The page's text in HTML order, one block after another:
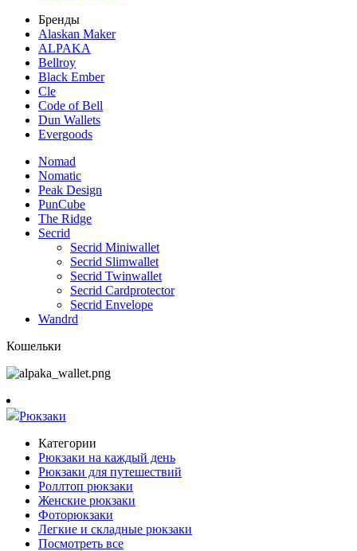
Бренды
Alaskan Maker
ALPAKA
Bellroy
Black Ember
Cle
Code of Bell
Dun Wallets
Evergoods
Nomad
Nomatic
Peak Design
PunCube
The Ridge
Secrid
Secrid Miniwallet
Secrid Slimwallet
Secrid Twinwallet
Secrid Cardprotector
Secrid Envelope
Wandrd
Кошельки
Рюкзаки
Категории
Рюкзаки на каждый день
Рюкзаки для путешествий
Роллтоп рюкзаки
Женские рюкзаки
Фоторюкзаки
Легкие и складные рюкзаки
Посмотреть все